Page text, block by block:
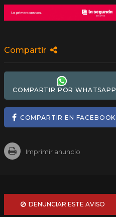
Compartir
COMPARTIR POR WHATSAPP
COMPARTIR EN FACEBOOK
Imprimir anuncio
DENUNCIAR ESTE AVISO